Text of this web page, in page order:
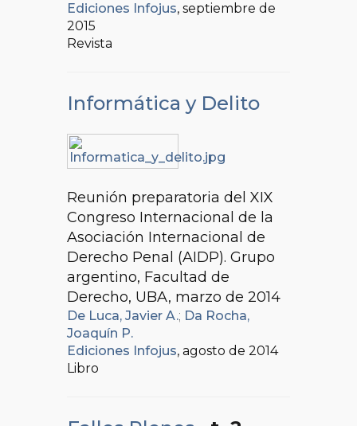
Ediciones Infojus, septiembre de
2015
Revista
Informática y Delito
Reunión preparatoria del XIX
Congreso Internacional de la
Asociación Internacional de
Derecho Penal (AIDP). Grupo
argentino, Facultad de
Derecho, UBA, marzo de 2014
De Luca, Javier A.; Da Rocha,
Joaquín P.
Ediciones Infojus, agosto de 2014
Libro